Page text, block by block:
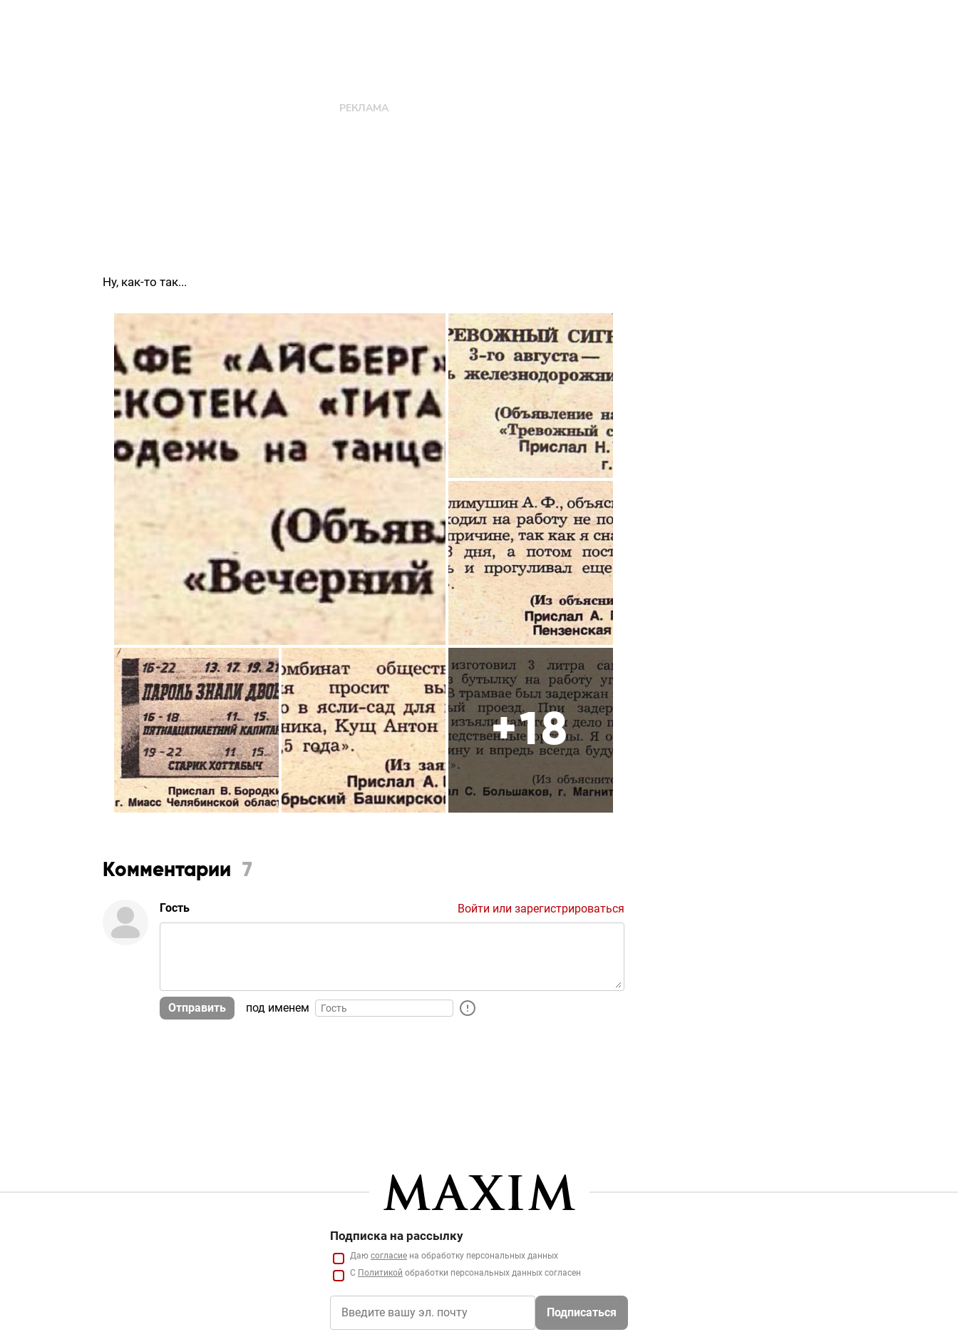
Ну, как-то так...
+18
Комментарии 7
Гость Войти или зарегистрироваться
Отправить под именем
Подписка на рассылку
Даю согласие на обработку персональных данных
С Политикой обработки персональных данных согласен
Подписаться